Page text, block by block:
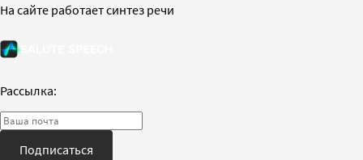
На сайте работает синтез речи
Рассылка:
Подписаться